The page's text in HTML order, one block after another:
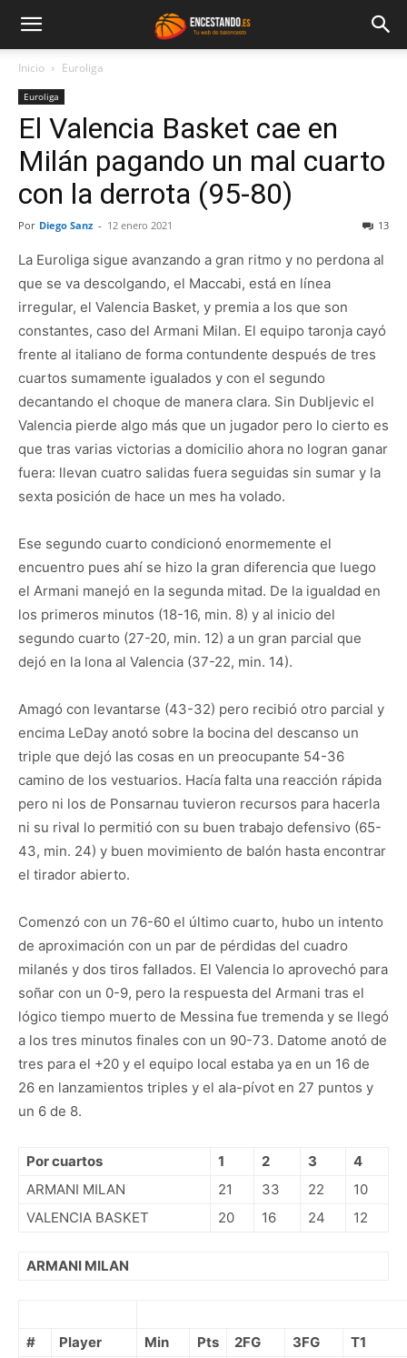
Inicio Euroliga
Euroliga
El Valencia Basket cae en
Milán pagando un mal cuarto
con la derrota (95-80)
Por Diego Sanz - 12 enero 2021 13
La Euroliga sigue avanzando a gran ritmo y no perdona al
que se va descolgando, el Maccabi, está en línea
irregular, el Valencia Basket, y premia a los que son
constantes, caso del Armani Milan. El equipo taronja cayó
frente al italiano de forma contundente después de tres
cuartos sumamente igualados y con el segundo
decantando el choque de manera clara. Sin Dubljevic el
Valencia pierde algo más que un jugador pero lo cierto es
que tras varias victorias a domicilio ahora no logran ganar
fuera: llevan cuatro salidas fuera seguidas sin sumar y la
sexta posición de hace un mes ha volado.
Ese segundo cuarto condicionó enormemente el
encuentro pues ahí se hizo la gran diferencia que luego
el Armani manejó en la segunda mitad. De la igualdad en
los primeros minutos (18-16, min. 8) y al inicio del
segundo cuarto (27-20, min. 12) a un gran parcial que
dejó en la lona al Valencia (37-22, min. 14).
Amagó con levantarse (43-32) pero recibió otro parcial y
encima LeDay anotó sobre la bocina del descanso un
triple que dejó las cosas en un preocupante 54-36
camino de los vestuarios. Hacía falta una reacción rápida
pero ni los de Ponsarnau tuvieron recursos para hacerla
ni su rival lo permitió con su buen trabajo defensivo (65-
43, min. 24) y buen movimiento de balón hasta encontrar
el tirador abierto.
Comenzó con un 76-60 el último cuarto, hubo un intento
de aproximación con un par de pérdidas del cuadro
milanés y dos tiros fallados. El Valencia lo aprovechó para
soñar con un 0-9, pero la respuesta del Armani tras el
lógico tiempo muerto de Messina fue tremenda y se llegó
a los tres minutos finales con un 90-73. Datome anotó de
tres para el +20 y el equipo local estaba ya en un 16 de
26 en lanzamientos triples y el ala-pívot en 27 puntos y
un 6 de 8.
Por cuartos 1 2 3
4
ARMANI MILAN
21 33 22
10
VALENCIA BASKET
20 16 24 12
ARMANI MILAN
# Player Min Pts 2FG 3FG
T1